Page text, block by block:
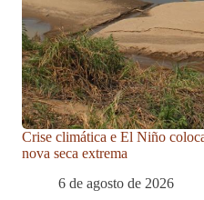
Crise climática e El Niño
nova seca extrema
6 de agosto de 2026